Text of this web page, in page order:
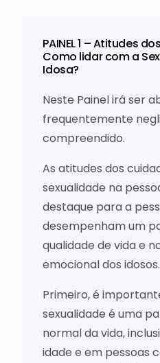
PAINEL 1 – Atitudes
Como lidar com a
Idosa?
Neste Painel irá ser
frequentemente
compreendido.
As atitudes dos
sexualidade na
destaque para a
desempenham um
qualidade de vida e
emocional dos idosos.
Primeiro, é
sexualidade é uma
normal da vida,
idade e em pessoas